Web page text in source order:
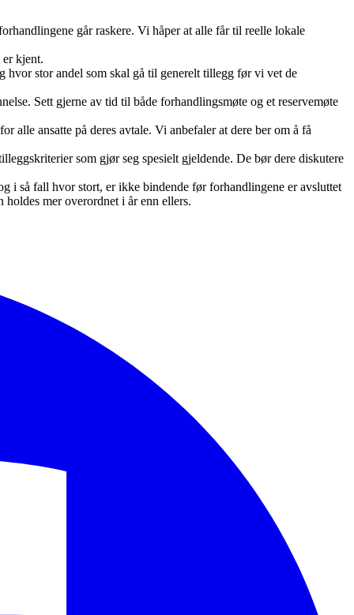
går raskere. Vi håper at alle får til reelle lokale
kjent.
hvor stor andel som skal gå til generelt tillegg før vi vet de
Sett gjerne av tid til både forhandlingsmøte og et reservemøte
alle ansatte på deres avtale. Vi anbefaler at dere ber om å få
som gjør seg spesielt gjeldende. De bør dere diskutere
i så fall hvor stort, er ikke bindende før forhandlingene er avsluttet
mer overordnet i år enn ellers.